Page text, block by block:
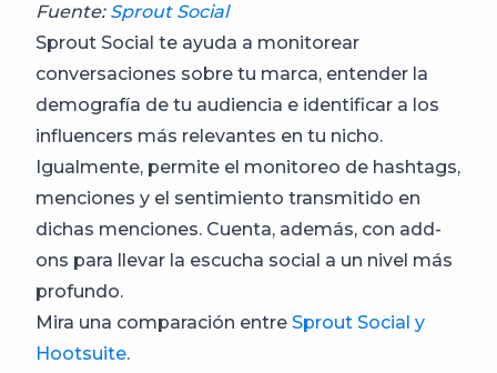
Fuente:Sprout Social
Sprout Social te ayuda a monitorear
conversaciones sobre tu marca, entender la
demografía de tu audiencia e identificar a los
influencers más relevantes en tu nicho.
Igualmente, permite el monitoreo de hashtags,
menciones y el sentimiento transmitido en
dichas menciones. Cuenta, además, con add-
ons para llevar la escucha social a un nivel más
profundo.
Mira una comparación entre Sprout Social y
Hootsuite.